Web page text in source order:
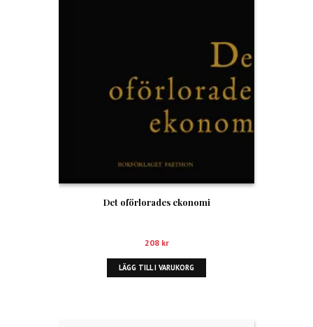
Det oförlorades ekonomi
208 kr
LÄGG TILL I VARUKORG